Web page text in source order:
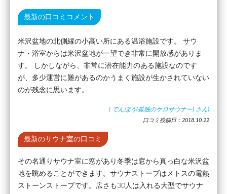
最新の口コミコメント
米沢盆地の北側縁の小高い所にある温浴施設です。 サウ
ナ・浴室からは米沢盆地が一望でき非常に開放感がありま
す。 しかしながら、非常に潜在能力のある施設なのです
が、多少運営に難があるのかうまく施設が生かされていない
のが残念に思います。
( でんぼう(孤独のケロサウナー) さん)
口コミ投稿日：2018.10.22
最新のサウナ室の口コミ
その名通りサウナ室に窓があり冬季は窓から真っ白な米沢盆
地を眺めることができます。サウナストーブはメトスの電熱
ストーンストーブです。広さも30人は入れる大型でサウナ